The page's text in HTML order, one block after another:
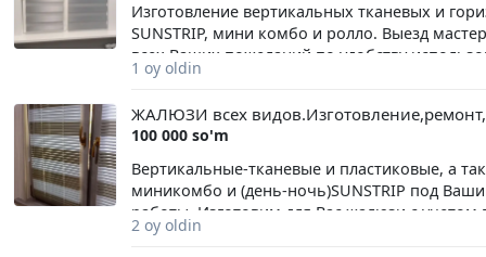
Изготовление вертикальных тканевых и
SUNSTRIP, мини комбо и ролло. Выезд
всех Ваших пожеланий по удобству
замену комплектации и материала, а также
1 oy oldin
ЖАЛЮЗИ всех
100 000 so'm
Вертикальные-тканевые и пластиковые, а
миникомбо и (день-ночь)SUNSTRIP под
работы. Изготовим для Вас жалюзи с
комплектующих. Производим
2 oy oldin